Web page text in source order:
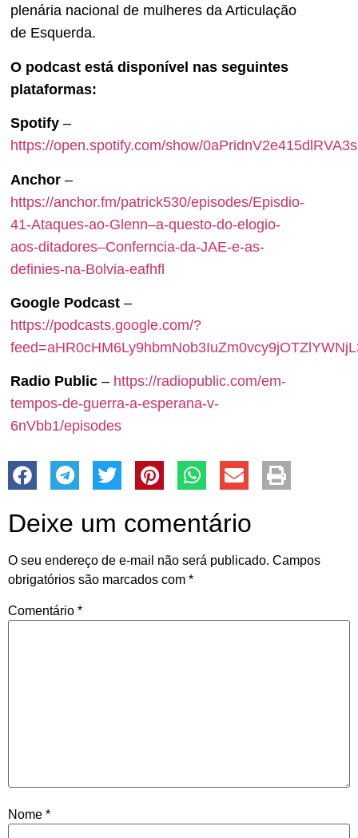
plenária nacional de mulheres da Articulação
de Esquerda.
O podcast está disponível nas seguintes
plataformas:
Spotify –
https://open.spotify.com/show/
Anchor –
https://anchor.fm/patrick530/episodes/Episdio-
41-Ataques-ao-Glenn–a-questo-do-elogio-
aos-ditadores–Conferncia-da-JAE-e-as-
definies-na-Bolvia-eafhfl
Google Podcast –
https://podcasts.google.com/?
Radio Public – https://radiopublic.com/em-
tempos-de-guerra-a-esperana-v-
6nVbb1/episodes
Deixe um comentário
O seu endereço de e-mail não será publicado. Campos
obrigatórios são marcados com *
Comentário *
Nome *